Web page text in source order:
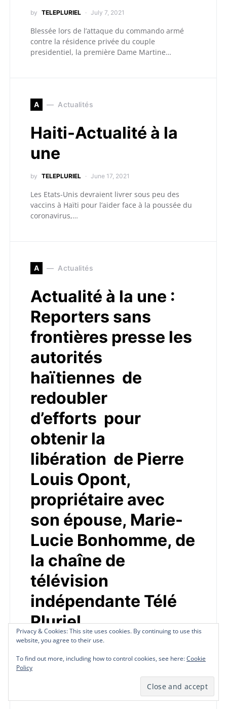
by TELEPLURIEL July 7, 2021
Blessée lors de l’attaque du commando armé
contre la résidence privée du couple
presidentiel, la première Dame Martine…
A Actualités
Haiti-Actualité à la
une
by TELEPLURIEL June 17, 2021
Les Etats-Unis devraient livrer sous peu des
vaccins à Haïti pour l’aider face à la poussée du
coronavirus,…
A Actualités
Actualité à la une :
Reporters sans
frontières presse les
autorités
haïtiennes de
redoubler
d’efforts pour
obtenir la
libération de Pierre
Louis Opont,
propriétaire avec
son épouse, Marie-
Lucie Bonhomme, de
la chaîne de
télévision
indépendante Télé
Pluriel
by Redaction Télé Pluriel
Actualité à la une : Reporters sans frontières
presse les autorités haïtiennes de redoubler
d’efforts pour obtenir la libération de Pierre…
Privacy & Cookies: This site uses cookies. By continuing to use this
website, you agree to their use.
To find out more, including how to control cookies, see here:Cookie
Policy
Privacy & Cookies: This site uses cookies. By continuing to use this
website, you agree to their use.
To find out more, including how to control cookies, see here:Cookie
Policy
Privacy & Cookies: This site uses cookies. By continuing to use this
website, you agree to their use.
To find out more, including how to control cookies, see here:Cookie
Policy